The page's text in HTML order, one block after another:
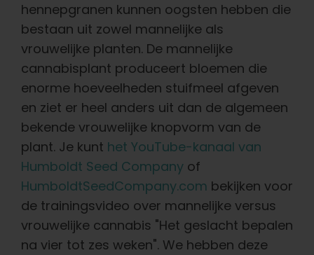
hennepgranen kunnen oogsten hebben die
bestaan uit zowel mannelijke als
vrouwelijke planten. De mannelijke
cannabisplant produceert bloemen die
enorme hoeveelheden stuifmeel afgeven
en ziet er heel anders uit dan de algemeen
bekende vrouwelijke knopvorm van de
plant. Je kunt het YouTube-kanaal van
Humboldt Seed Company of
HumboldtSeedCompany.com bekijken voor
de trainingsvideo over mannelijke versus
vrouwelijke cannabis "Het geslacht bepalen
na vier tot zes weken". We hebben deze